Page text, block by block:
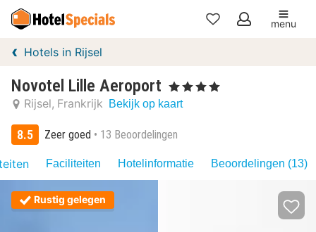
Mijn
menu
Hotels in Rijsel
Novotel Lille Aeroport , 4 Sterren
Rijsel Frankrijk Bekijk op kaart
8.5 Zeer goed 13 Beoordelingen
Faciliteiten Hotelinformatie Beoordelingen (13)
Rustig gelegen